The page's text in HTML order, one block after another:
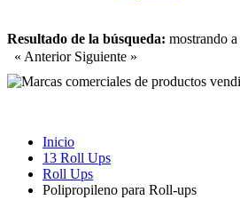
Resultado de la búsqueda: mostrando a
« Anterior Siguiente »
Inicio
13 Roll Ups
Roll Ups
Polipropileno para Roll-ups